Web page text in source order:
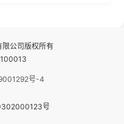
公司版权所有
号-4
号